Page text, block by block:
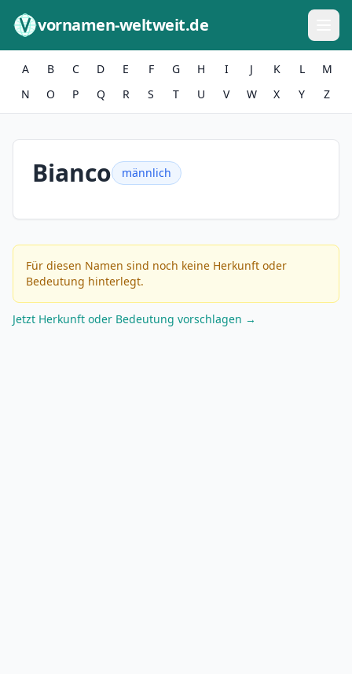
vornamen-weltweit.de
A B C D E F G H I J K L
M
N
O P Q R S T U V W X Y Z
Bianco männlich
Für diesen Namen sind noch keine Herkunft oder
Bedeutung hinterlegt.
Jetzt Herkunft oder Bedeutung vorschlagen →